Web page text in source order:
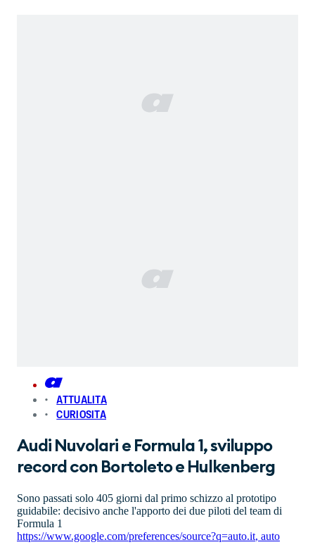
ATTUALITA
CURIOSITA
Audi Nuvolari e Formula 1, sviluppo
record con Bortoleto e Hulkenberg
Sono passati solo 405 giorni dal primo schizzo al prototipo
guidabile: decisivo anche l'apporto dei due piloti del team di
Formula 1
https://www.google.com/preferences/source?q=auto.it, auto